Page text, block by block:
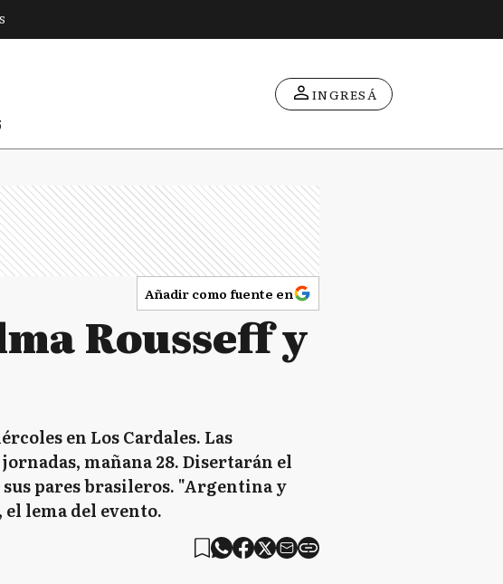
INGRESÁ
Añadir como fuente en
Rousseff y
en Los Cardales. Las
mañana 28. Disertarán el
pares brasileros. "Argentina y
lema del evento.